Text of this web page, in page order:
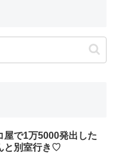
屋で1万5000発出した
と別室行き♡